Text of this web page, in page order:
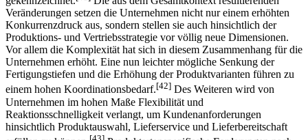
Internationalisierung der Beschaffungs- und Absatzmärkte
gekennzeichnet.[41]Die aus dem Gesamtkontext resultierenden
Veränderungen setzen die Unternehmen nicht nur einem erhöhten
Konkurrenzdruck aus, sondern stellen sie auch hinsichtlich der
Produktions- und Vertriebsstrategie vor völlig neue Dimensionen.
Vor allem die Komplexität hat sich in diesem Zusammenhang für die
Unternehmen erhöht. Eine nun leichter mögliche Senkung der
Fertigungstiefen und die Erhöhung der Produktvarianten führen zu
einem hohen Koordinationsbedarf.[42]Des Weiteren wird von
Unternehmen im hohen Maße Flexibilität und